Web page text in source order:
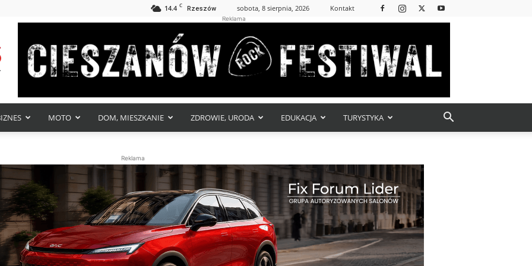
14.4 C Rzeszów sobota, 8 sierpnia, 2026 Kontakt
Reklama
MOTO DOM, MIESZKANIE ZDROWIE, URODA EDUKACJA TURYSTYKA
Reklama